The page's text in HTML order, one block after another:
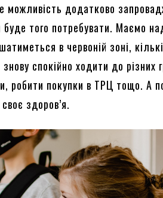
додатково
того потребувати. Маємо
в червоній зоні,
спокійно ходити до різних
робити покупки в ТРЦ тощо. А
здоров’я.